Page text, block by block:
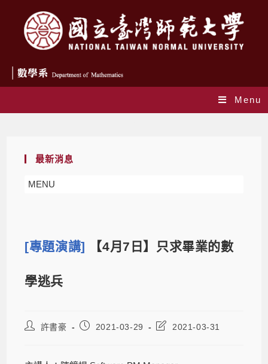
Menu
最新消息
MENU
[專題演講] 【4月7日】只求畢業的數
學逃兵
許書豪 2021-03-29 2021-03-31